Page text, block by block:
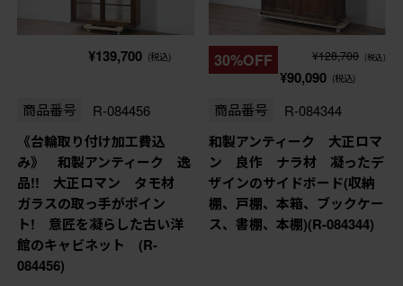
¥139,700 (税込)
商品番号 R-084456
《台輪取り付け加工費込
み》 和製アンティーク 逸
品!! 大正ロマン タモ材
ガラスの取っ手がポイン
ト! 意匠を凝らした古い洋
館のキャビネット (R-
084456)
30%OFF ¥128,700 (税込)
¥90,090 (税込)
商品番号 R-084344
和製アンティーク 大正ロマ
ン 良作 ナラ材 凝ったデ
ザインのサイドボード(収納
棚、戸棚、本箱、ブックケー
ス、書棚、本棚)(R-084344)